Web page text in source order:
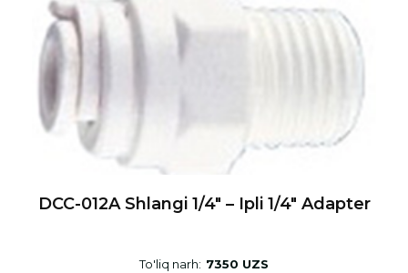
DCC-012A Shlangi 1/4″ – Ipli 1/4″ Adapter
To'liq narh: 7350 UZS